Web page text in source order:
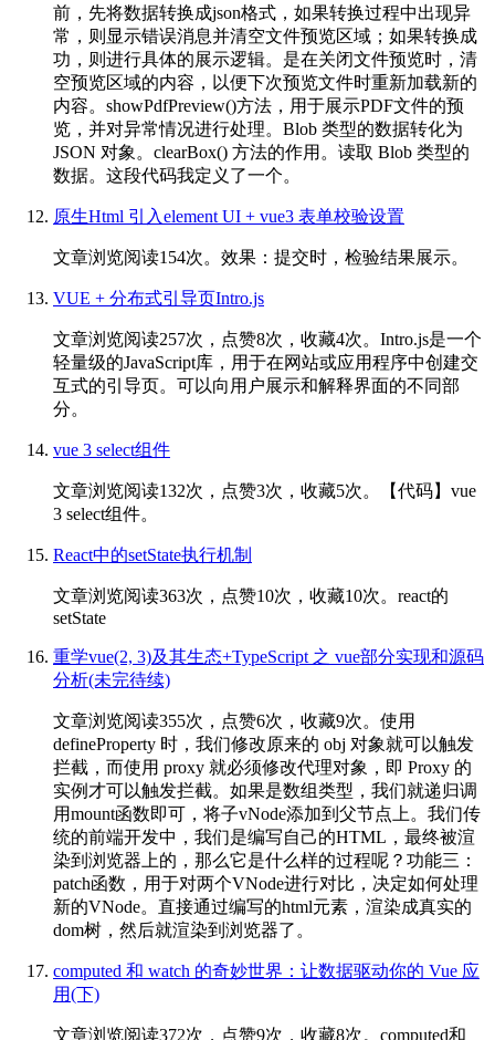
前，先将数据转换成json格式，如果转换过程中出现异
常，则显示错误消息并清空文件预览区域；如果转换成
功，则进行具体的展示逻辑。是在关闭文件预览时，清
空预览区域的内容，以便下次预览文件时重新加载新的
内容。showPdfPreview()方法，用于展示PDF文件的预
览，并对异常情况进行处理。Blob 类型的数据转化为
JSON 对象。clearBox() 方法的作用。读取 Blob 类型的
数据。这段代码我定义了一个。
原生Html 引入element UI + vue3 表单校验设置
文章浏览阅读154次。效果：提交时，检验结果展示。
VUE + 分布式引导页Intro.js
文章浏览阅读257次，点赞8次，收藏4次。Intro.js是一个
轻量级的JavaScript库，用于在网站或应用程序中创建交
互式的引导页。可以向用户展示和解释界面的不同部
分。
vue 3 select组件
文章浏览阅读132次，点赞3次，收藏5次。【代码】vue
3 select组件。
React中的setState执行机制
文章浏览阅读363次，点赞10次，收藏10次。react的
setState
重学vue(2, 3)及其生态+TypeScript 之 vue部分实现和源码
分析(未完待续)
文章浏览阅读355次，点赞6次，收藏9次。使用
defineProperty 时，我们修改原来的 obj 对象就可以触发
拦截，而使用 proxy 就必须修改代理对象，即 Proxy 的
实例才可以触发拦截。如果是数组类型，我们就递归调
用mount函数即可，将子vNode添加到父节点上。我们传
统的前端开发中，我们是编写自己的HTML，最终被渲
染到浏览器上的，那么它是什么样的过程呢？功能三：
patch函数，用于对两个VNode进行对比，决定如何处理
新的VNode。直接通过编写的html元素，渲染成真实的
dom树，然后就渲染到浏览器了。
computed 和 watch 的奇妙世界：让数据驱动你的 Vue 应
用(下)
文章浏览阅读372次，点赞9次，收藏8次。computed和